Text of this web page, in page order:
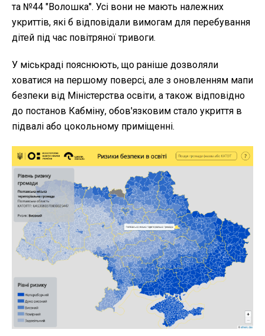
та №44 "Волошка". Усі вони не мають належних
укриттів, які б відповідали вимогам для перебування
дітей під час повітряної тривоги.
У міськраді пояснюють, що раніше дозволяли
ховатися на першому поверсі, але з оновленням мапи
безпеки від Міністерства освіти, а також відповідно
до постанов Кабміну, обов'язковим стало укриття в
підвалі або цокольному приміщенні.